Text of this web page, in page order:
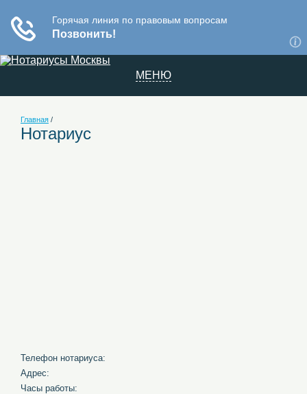
МЕНЮ
Главная /
Нотариус
Телефон нотариуса:
Адрес:
Часы работы: